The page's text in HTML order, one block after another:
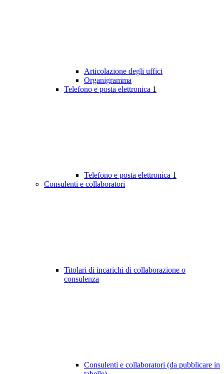
Articolazione degli uffici
Organigramma
Telefono e posta elettronica 1
Telefono e posta elettronica 1
Consulenti e collaboratori
Titolari di incarichi di collaborazione o
consulenza
Consulenti e collaboratori (da pubblicare in